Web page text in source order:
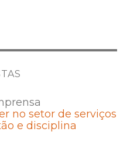
no setor de serviços
e disciplina